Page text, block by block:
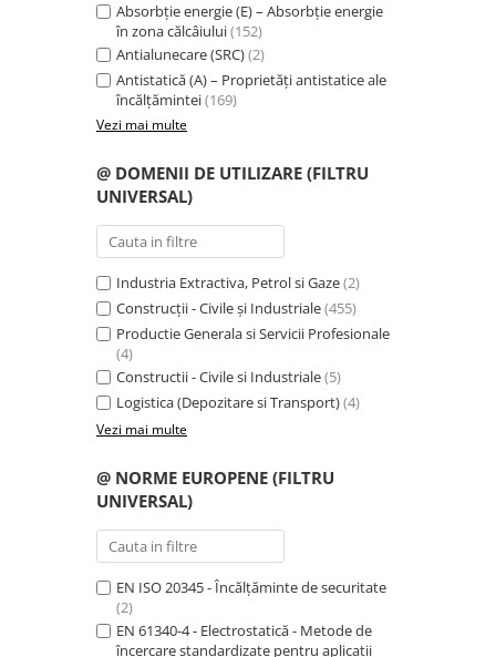
CĂȘTI DE PROTECȚIE
PROTECȚIA OCHILOR
Ochelari de protecție
Măști și geamuri de sudură
PROTECȚIE AUDITIVĂ
Antifoane externe clasice
Antifoane externe cu prindere pe
casca de protecție
Antifoane interne
Antifoane interne de unică
Antifoane interne reutilizabile
PROTECȚIE RESPIRATORIE
Protecție respiratorie de unică
Măști integrale reutilizabile
Semi-măști reutilizabile
Absorbție energie (E) – Absorbție energie
în zona călcâiului(152)
Antialunecare (SRC)(2)
Antistatică (A) – Proprietăți antistatice ale
încălțămintei(169)
Vezi mai multe
@ DOMENII DE UTILIZARE (FILTRU
UNIVERSAL)
Industria Extractiva, Petrol si Gaze(2)
Construcții - Civile și Industriale(455)
Productie Generala si Servicii Profesionale
(4)
Constructii - Civile si Industriale(5)
Logistica (Depozitare si Transport)(4)
Vezi mai multe
@ NORME EUROPENE (FILTRU
UNIVERSAL)
EN ISO 20345 - Încălțăminte de securitate
(2)
EN 61340-4 - Electrostatică - Metode de
încercare standardizate pentru aplicații